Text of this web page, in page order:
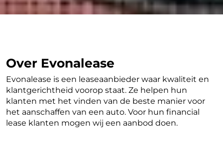
Over Evonalease
Evonalease is een leaseaanbieder waar kwaliteit en
klantgerichtheid voorop staat. Ze helpen hun
klanten met het vinden van de beste manier voor
het aanschaffen van een auto. Voor hun financial
lease klanten mogen wij een aanbod doen.